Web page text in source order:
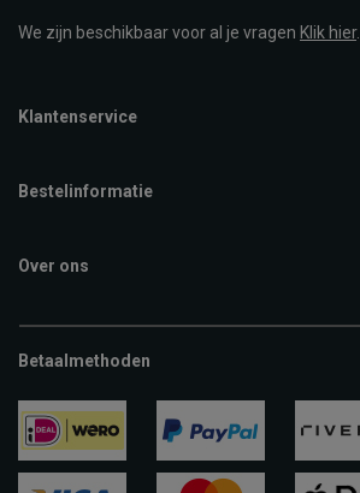
We zijn beschikbaar voor al je vragen Klik hier.
Klantenservice
Bestelinformatie
Over ons
Betaalmethoden
ideal paypal riverty